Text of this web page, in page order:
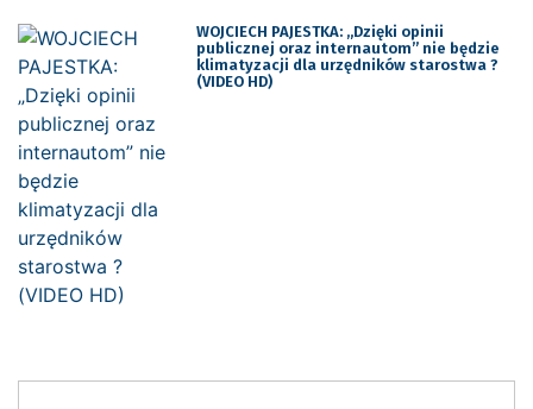
WOJCIECH PAJESTKA: „Dzięki opinii
publicznej oraz internautom” nie będzie
klimatyzacji dla urzędników starostwa ?
(VIDEO HD)